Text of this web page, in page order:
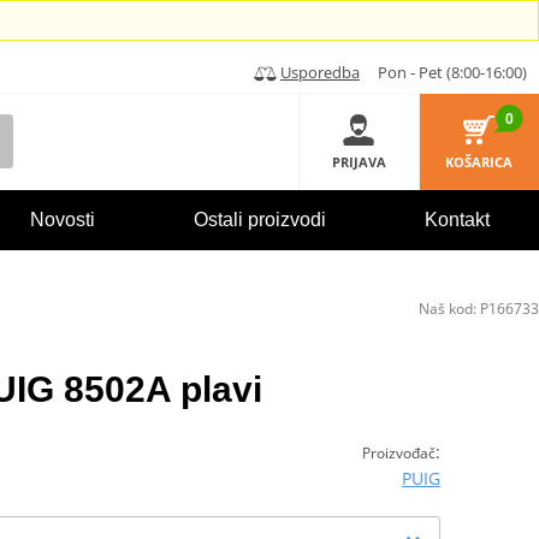
Usporedba Pon - Pet (8:00-16:00)
PRIJAVA
0
KOŠARICA
Novosti Ostali proizvodi Kontakt
8502A plavi
Proizvođač:
PUIG
Naš kod: P166733